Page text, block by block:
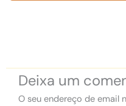
Deixa um
O seu endereço de email